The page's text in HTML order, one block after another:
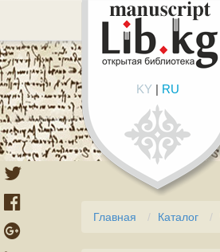
KY| RU
Главная Каталог